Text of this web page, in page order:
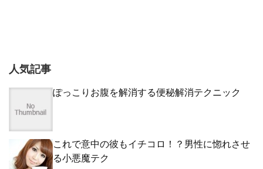
人気記事
ぽっこりお腹を解消する便秘解消テクニック
これで意中の彼もイチコロ！？男性に惚れさせ
る小悪魔テク